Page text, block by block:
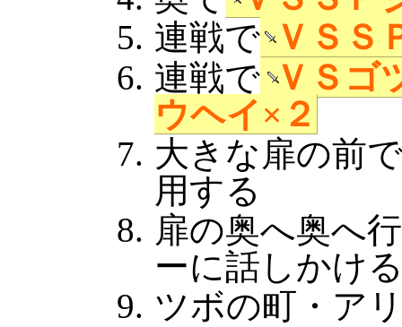
連戦で ＶＳＳ
連戦で ＶＳゴ
ウヘイ×２
大きな扉の前
用する
扉の奥へ奥へ
ーに話しかけ
ツボの町・ア